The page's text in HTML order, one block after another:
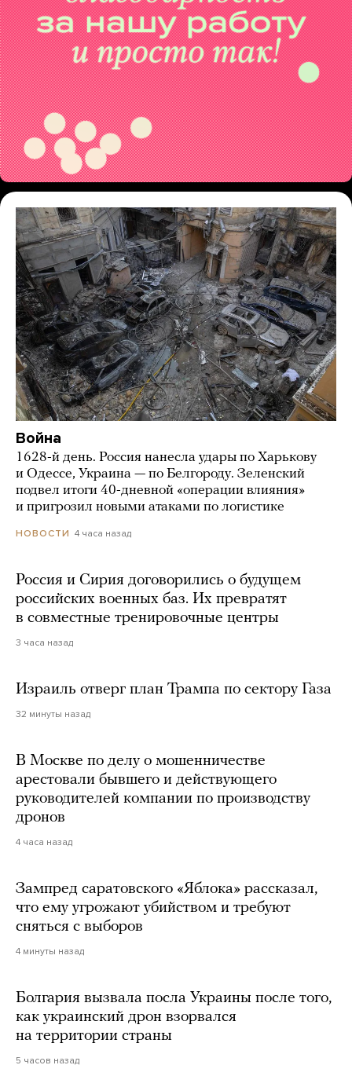
Война
1628-й день. Россия нанесла удары по Харькову
и Одессе, Украина — по Белгороду. Зеленский
подвел итоги 40-дневной «операции влияния»
и пригрозил новыми атаками по логистике
НОВОСТИ 4 часа назад
Россия и Сирия договорились о будущем
российских военных баз. Их превратят
в совместные тренировочные центры
3 часа назад
Израиль отверг план Трампа по сектору Газа
32 минуты назад
В Москве по делу о мошенничестве
арестовали бывшего и действующего
руководителей компании по производству
дронов
4 часа назад
Зампред саратовского «Яблока» рассказал,
что ему угрожают убийством и требуют
сняться с выборов
4 минуты назад
Болгария вызвала посла Украины после того,
как украинский дрон взорвался
на территории страны
5 часов назад